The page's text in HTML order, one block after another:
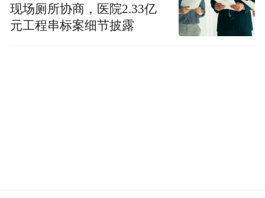
现场厕所协商，医院2.33亿
元工程串标案细节披露